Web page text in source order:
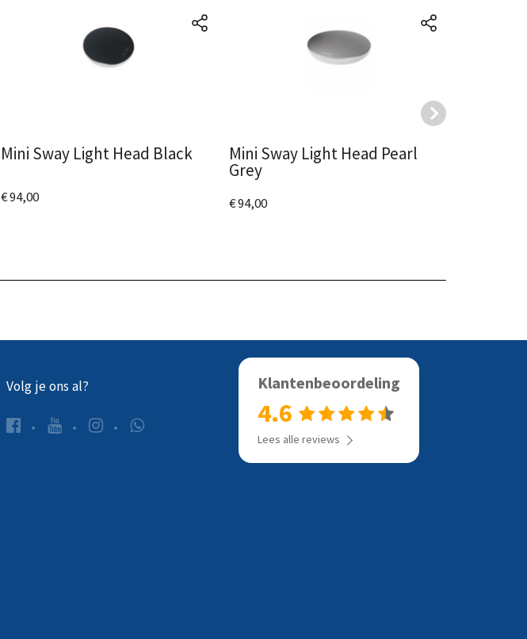
Mini Sway Light Head Black
€ 94,00
Mini Sway Light Head Pearl
Grey
€ 94,00
Volg je ons al? Klantenbeoordeling
4.6
Lees alle reviews